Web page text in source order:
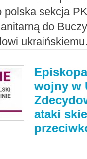
sekcja
do
wojny w
ataki